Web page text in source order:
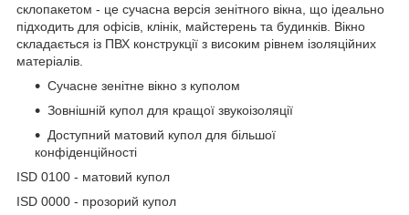
склопакетом - це сучасна версія зенітного вікна, що ідеально
підходить для офісів, клінік, майстерень та будинків. Вікно
складається із ПВХ конструкції з високим рівнем ізоляційних
матеріалів.
Сучасне зенітне вікно з куполом
Зовнішній купол для кращої звукоізоляції
Доступний матовий купол для більшої
конфіденційності
ISD 0100 - матовий купол
ISD 0000 - прозорий купол